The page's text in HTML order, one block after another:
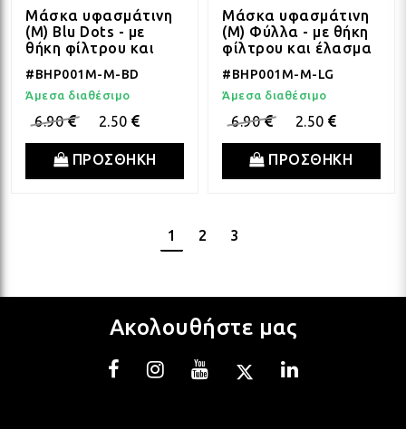
Μάσκα υφασμάτινη
(M) Blu Dots - με
θήκη φίλτρου και
#BHP001M-M-BD
Άμεσα διαθέσιμο
6.90 2.50
ΠΡΟΣΘΗΚΗ
Μάσκα υφασμάτινη
(M) Φύλλα - με θήκη
φίλτρου και έλασμα
#BHP001M-M-LG
Άμεσα διαθέσιμο
6.90 2.50
ΠΡΟΣΘΗΚΗ
1 2 3
Ακολουθήστε μας